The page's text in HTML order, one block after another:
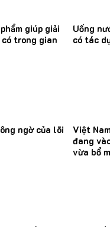
giúp giải
trong gian
Uống
có tác
ngờ của lõi
Việt
đang
vừa bổ